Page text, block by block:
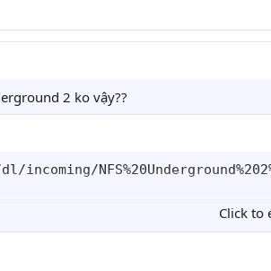
2 ko vậy??
- Riders On The Storm(Fredwreck
Click to